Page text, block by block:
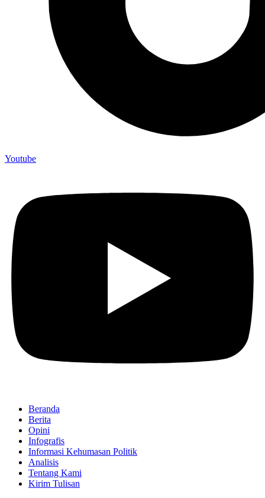
Youtube
Beranda
Berita
Opini
Infografis
Informasi Kehumasan Politik
Analisis
Tentang Kami
Kirim Tulisan